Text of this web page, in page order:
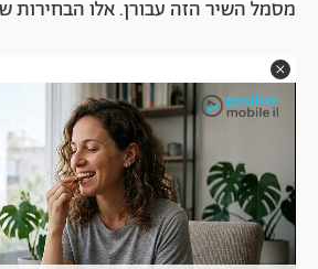
מסמל השיר הזה עבורן. אלו הבחירות